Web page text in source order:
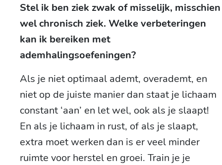
Stel ik ben ziek zwak of misselijk, misschien
wel chronisch ziek. Welke verbeteringen
kan ik bereiken met
ademhalingsoefeningen?
Als je niet optimaal ademt, overademt, en
niet op de juiste manier dan staat je lichaam
constant ‘aan’ en let wel, ook als je slaapt!
En als je lichaam in rust, of als je slaapt,
extra moet werken dan is er veel minder
ruimte voor herstel en groei. Train je je